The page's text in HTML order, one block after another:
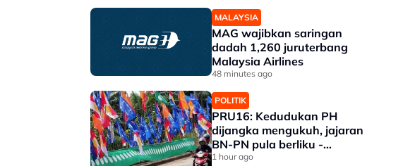
MALAYSIA
MAG wajibkan saringan
dadah 1,260 juruterbang
Malaysia Airlines
48 minutes ago
POLITIK
PRU16: Kedudukan PH
dijangka mengukuh, jajaran
BN-PN pula berliku -
Penganalisis
1 hour ago